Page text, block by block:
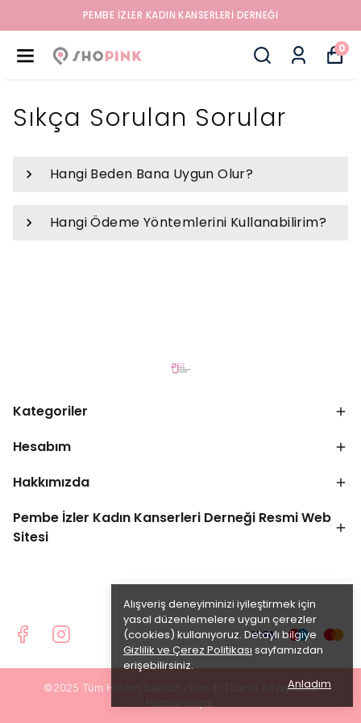
PEMBE İZLER KADIN KANSERLERI DERNEĞI
0
Alışveriş deneyiminizi iyileştirmek için
yasal düzenlemelere uygun çerezler
(cookies) kullanıyoruz. Detaylı bilgiye
Gizlilik ve Çerez Politikası sayfamızdan
erişebilirsiniz.
Anladım
Sıkça Sorulan Sorular
Hangi Beden Bana Uygun Olur?
Hangi Ödeme Yöntemlerini Kullanabilirim?
Kategoriler
Hesabım
Hakkımızda
Pembe İzler Kadın Kanserleri Derneği Resmi Web
Sitesi
©2025 Tüm Hakları Saklıdır - ikas E-Ticaret
Altyapısı ile